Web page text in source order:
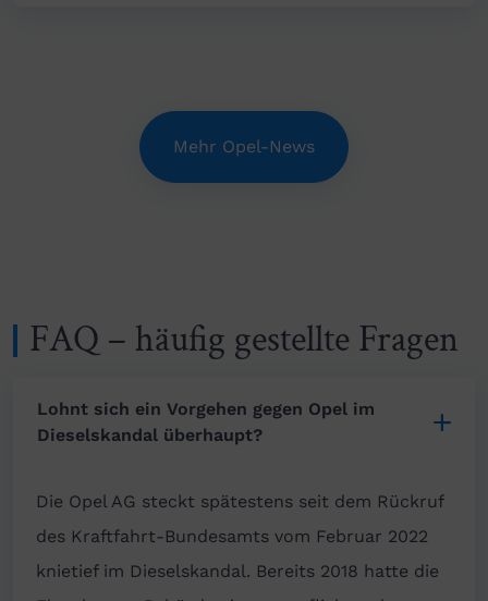
Mehr Opel-News
FAQ – häufig gestellte Fragen
Lohnt sich ein Vorgehen gegen Opel im
Dieselskandal überhaupt?
Die Opel AG steckt spätestens seit dem Rückruf
des Kraftfahrt-Bundesamts vom Februar 2022
knietief im Dieselskandal. Bereits 2018 hatte die